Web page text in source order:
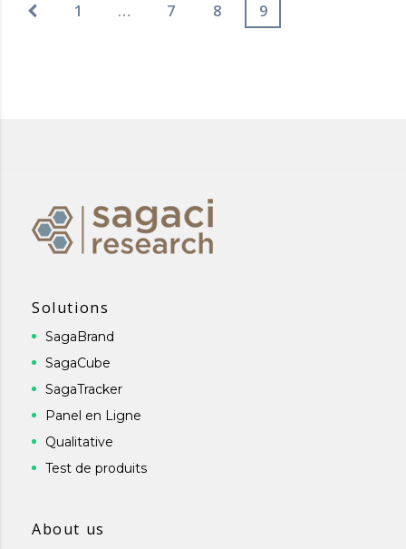
1 … 7 8 9
Solutions
SagaBrand
SagaCube
SagaTracker
Panel en Ligne
Qualitative
Test de produits
About us